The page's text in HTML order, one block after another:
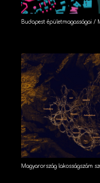
Budapest épületmagasságai /
Magyarország lakosságszám